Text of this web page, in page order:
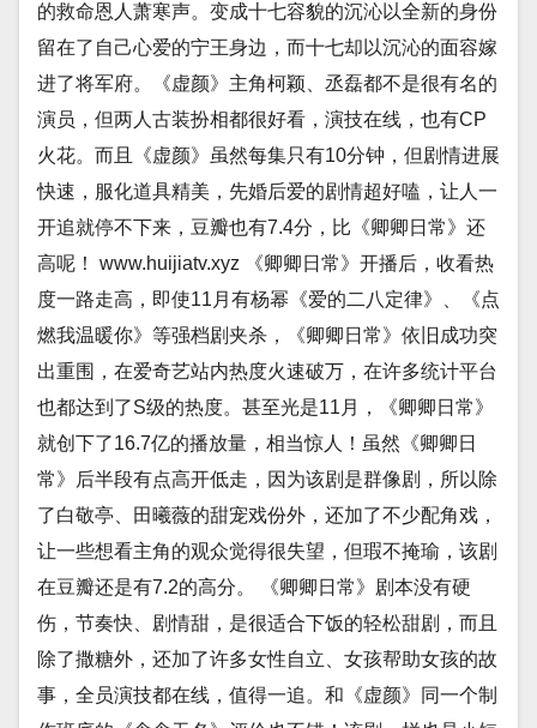
的救命恩人萧寒声。变成十七容貌的沉沁以全新的身份
留在了自己心爱的宁王身边，而十七却以沉沁的面容嫁
进了将军府。《虚颜》主角柯颖、丞磊都不是很有名的
演员，但两人古装扮相都很好看，演技在线，也有CP
火花。而且《虚颜》虽然每集只有10分钟，但剧情进展
快速，服化道具精美，先婚后爱的剧情超好嗑，让人一
开追就停不下来，豆瓣也有7.4分，比《卿卿日常》还
高呢！ www.huijiatv.xyz 《卿卿日常》开播后，收看热
度一路走高，即使11月有杨幂《爱的二八定律》、《点
燃我温暖你》等强档剧夹杀，《卿卿日常》依旧成功突
出重围，在爱奇艺站内热度火速破万，在许多统计平台
也都达到了S级的热度。甚至光是11月，《卿卿日常》
就创下了16.7亿的播放量，相当惊人！虽然《卿卿日
常》后半段有点高开低走，因为该剧是群像剧，所以除
了白敬亭、田曦薇的甜宠戏份外，还加了不少配角戏，
让一些想看主角的观众觉得很失望，但瑕不掩瑜，该剧
在豆瓣还是有7.2的高分。 《卿卿日常》剧本没有硬
伤，节奏快、剧情甜，是很适合下饭的轻松甜剧，而且
除了撒糖外，还加了许多女性自立、女孩帮助女孩的故
事，全员演技都在线，值得一追。和《虚颜》同一个制